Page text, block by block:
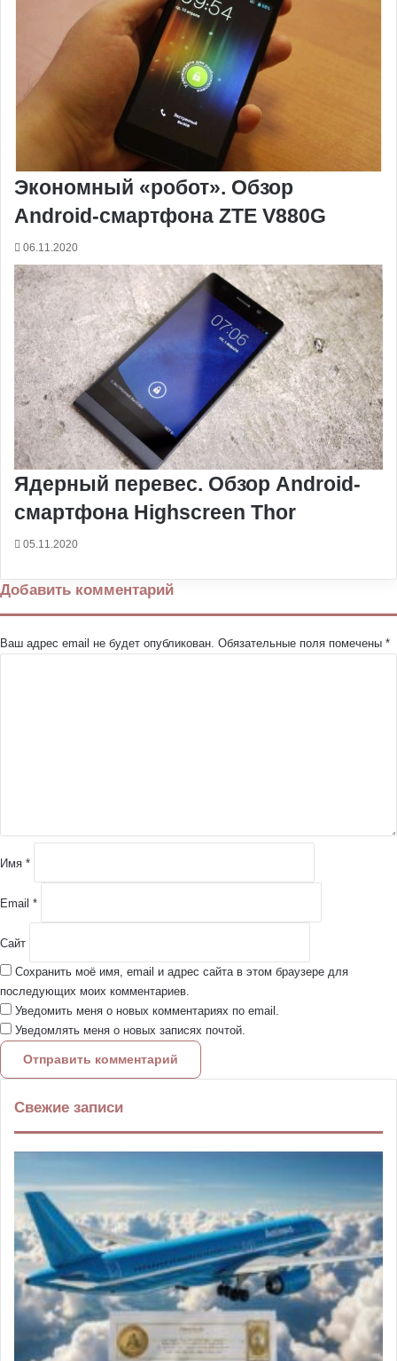
Экономный «робот». Обзор
Android-смартфона ZTE V880G
06.11.2020
Ядерный перевес. Обзор Android-
смартфона Highscreen Thor
05.11.2020
Добавить комментарий
Ваш адрес email не будет опубликован. Обязательные поля помечены *
и
йИмя *
Email *
Сайт
Сохранить моё имя, email и адрес сайта в этом браузере для
последующих моих комментариев.
Уведомить меня о новых комментариях по email.
Уведомлять меня о новых записях почтой.
Свежие записи